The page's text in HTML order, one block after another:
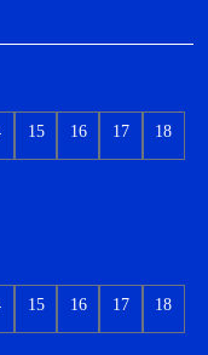
15 16 17 18
15 16 17 18